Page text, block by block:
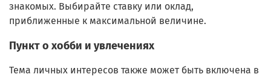
знакомых. Выбирайте ставку или оклад,
приближенные к максимальной величине.
Пункт о хобби и увлечениях
Тема личных интересов также может быть включена в